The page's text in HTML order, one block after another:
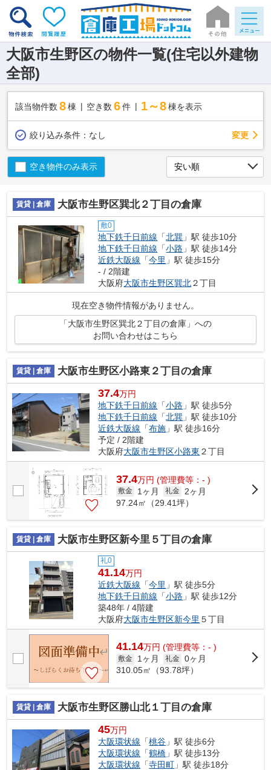
大阪市生野区の物件一覧(住宅以外建物
全部)
該当物件数 8棟 空き数 6 件 1～8 棟を表示
絞り込み条件： なし 変更
空き物件のみ表示
賃貸 | 倉庫 大阪市生野区巽北２丁目の倉庫
敷0
地下鉄千日前線 「北巽 」駅 徒歩10分
地下鉄千日前線 「小路 」駅 徒歩14分
近鉄大阪線 「今里 」駅 徒歩15分
- / 2階建
大阪府大阪市生野区巽北２丁目
現在空き物件情報がありません。
「大阪市生野区巽北２丁目の倉庫」への
お問い合わせはこちら
賃貸 | 倉庫 大阪市生野区小路東２丁目の倉庫
37.4万円
地下鉄千日前線 「小路 」駅 徒歩5分
地下鉄千日前線 「北巽 」駅 徒歩10分
近鉄大阪線 「布施 」駅 徒歩16分
予定 / 2階建
大阪府大阪市生野区小路東 ２丁目
37.4万円 (管理費等：- )
敷金 1ヶ月 礼金
2ヶ月
97.24㎡（29.41坪）
賃貸 | 倉庫 大阪市生野区新今里５丁目の倉庫
礼0
41.14万円
近鉄大阪線 「今里 」駅 徒歩5分
地下鉄千日前線 「小路 」駅 徒歩12分
築48年 / 4階建
大阪府大阪市生野区新今里 ５丁目
41.14万円 (管理費等：- )
敷金 1ヶ月 礼金 0ヶ月
310.05㎡（93.78坪）
賃貸 | 倉庫 大阪市生野区勝山北１丁目の倉庫
45万円
大阪環状線 「桃谷 」駅 徒歩6分
大阪環状線 「鶴橋 」駅 徒歩13分
大阪環状線 「寺田町 」駅 徒歩18分